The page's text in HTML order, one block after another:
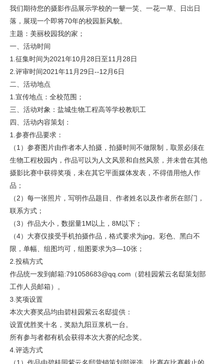
我们期待您的摄影作品展示学校的一颦一笑、一花一草、日出日
落，展现一个即将70年的校园新风貌。
主题：美丽校园我的家；
一、活动时间
1.征集时间为2021年10月28日至11月28日
2.评审时间2021年11月29日--12月6日
二、活动地点
1.宣传地点：全校范围；
三、活动对象：盐城生物工程高等学校教职工
四、活动内容策划：
1.参赛作品要求：
（1）参赛图片由作者本人拍摄，拍摄时间不做限制，取景必须在
生物工程校园内，作品可以为人文风景和自然风景，并未曾在其他
摄影比赛中获得奖项，未在其它平面媒体发表，不得借用他人作
品；
（2）每一张照片，写明作品题目、作者姓名以及作者所在部门，
联系方式；
（3）作品大小，数据量1M以上，8M以下；
（4）大赛仅接受手机拍摄作品，格式要求为jpg。彩色、黑白不
限，单幅、组图均可，组图要求为3—10张；
2.投稿方式
作品统一发到邮箱:791058683@qq.com（碧桂园紫云名邸策划部
工作人员邮箱）。
3.奖项设置
本次大赛奖品均由碧桂园紫云名邸提供：
设置优胜奖十名，奖励九阳豆浆机一台。
所有参与者都有机会获得本次大赛的纪念奖。
4.评选方式